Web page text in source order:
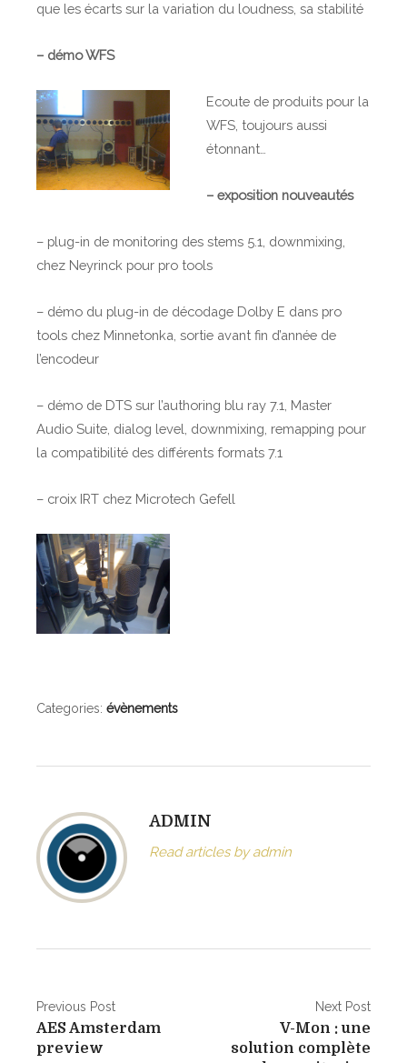
que les écarts sur la variation du loudness, sa stabilité
– démo WFS
Ecoute de produits pour la
WFS, toujours aussi
étonnant…
– exposition nouveautés
– plug-in de monitoring des stems 5.1, downmixing,
chez Neyrinck pour pro tools
– démo du plug-in de décodage Dolby E dans pro
tools chez Minnetonka, sortie avant fin d’année de
l’encodeur
– démo de DTS sur l’authoring blu ray 7.1, Master
Audio Suite, dialog level, downmixing, remapping pour
la compatibilité des différents formats 7.1
– croix IRT chez Microtech Gefell
Categories: évènements
ADMIN
Read articles by admin
N
a
Previous Post
AES Amsterdam
preview
Next Post
V-Mon : une
solution complète